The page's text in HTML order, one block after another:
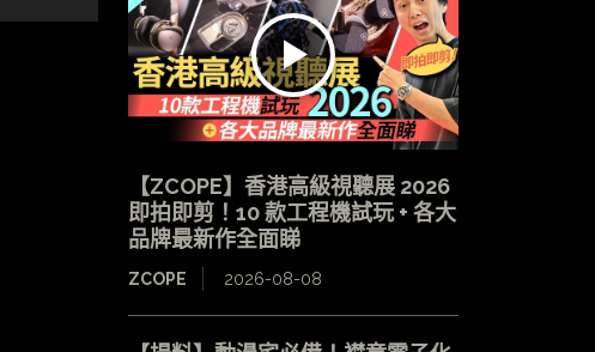
【ZCOPE】香港高級視聽展 2026
即拍即剪！10 款工程機試玩 + 各大
品牌最新作全面睇
ZCOPE 2026-08-08